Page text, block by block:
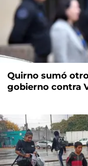
Quirno sumó
gobierno contra